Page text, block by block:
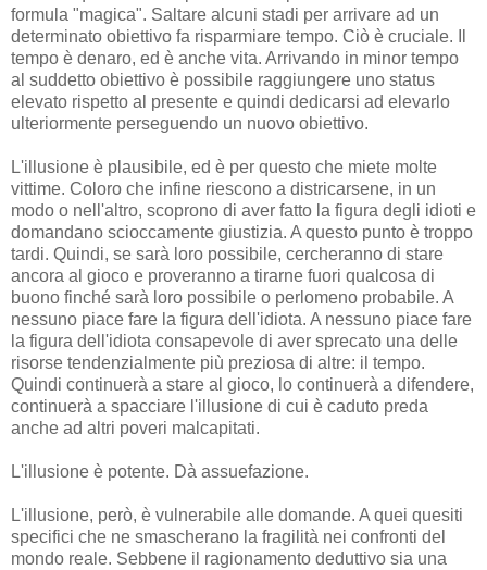
formula "magica". Saltare alcuni stadi per arrivare ad un
determinato obiettivo fa risparmiare tempo. Ciò è cruciale. Il
tempo è denaro, ed è anche vita. Arrivando in minor tempo
al suddetto obiettivo è possibile raggiungere uno status
elevato rispetto al presente e quindi dedicarsi ad elevarlo
ulteriormente perseguendo un nuovo obiettivo.
L'illusione è plausibile, ed è per questo che miete molte
vittime. Coloro che infine riescono a districarsene, in un
modo o nell'altro, scoprono di aver fatto la figura degli idioti e
domandano scioccamente giustizia. A questo punto è troppo
tardi. Quindi, se sarà loro possibile, cercheranno di stare
ancora al gioco e proveranno a tirarne fuori qualcosa di
buono finché sarà loro possibile o perlomeno probabile. A
nessuno piace fare la figura dell'idiota. A nessuno piace fare
la figura dell'idiota consapevole di aver sprecato una delle
risorse tendenzialmente più preziosa di altre: il tempo.
Quindi continuerà a stare al gioco, lo continuerà a difendere,
continuerà a spacciare l'illusione di cui è caduto preda
anche ad altri poveri malcapitati.
L'illusione è potente. Dà assuefazione.
L'illusione, però, è vulnerabile alle domande. A quei quesiti
specifici che ne smascherano la fragilità nei confronti del
mondo reale. Sebbene il ragionamento deduttivo sia una